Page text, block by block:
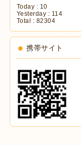
Today : 10
Yesterday : 114
Total : 82304
携帯サイト